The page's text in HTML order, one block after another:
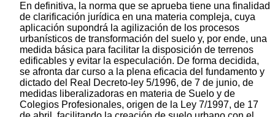
En definitiva, la norma que se aprueba tiene una finalidad
de clarificación jurídica en una materia compleja, cuya
aplicación supondrá la agilización de los procesos
urbanísticos de transformación del suelo y, por ende, una
medida básica para facilitar la disposición de terrenos
edificables y evitar la especulación. De forma decidida,
se afronta dar curso a la plena eficacia del fundamento y
dictado del Real Decreto-ley 5/1996, de 7 de junio, de
medidas liberalizadoras en materia de Suelo y de
Colegios Profesionales, origen de la Ley 7/1997, de 17